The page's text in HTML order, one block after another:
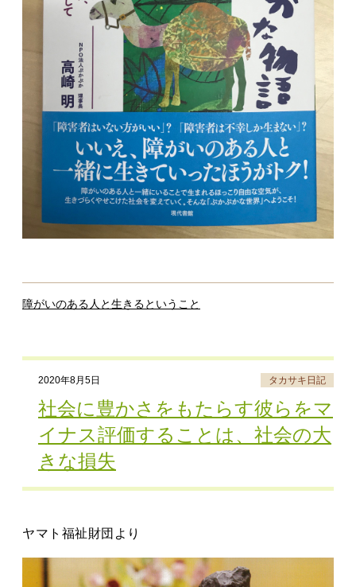
障がいのある人と生きるということ
2020年8月5日 タカサキ日記
社会に豊かさをもたらす彼らをマ
イナス評価することは、社会の大
きな損失
ヤマト福祉財団より